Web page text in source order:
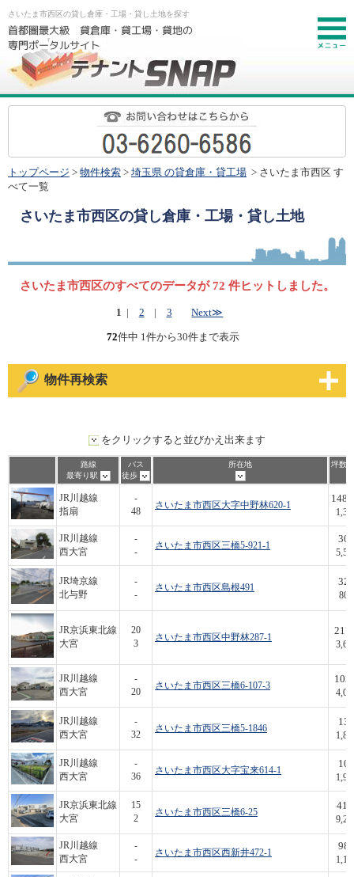
さいたま市西区の貸し倉庫・工場・貸し土地を探す
トップページ > 物件検索 > 埼玉県 の貸倉庫・貸工場 > さいたま市西区 す
べて一覧
さいたま市西区の貸し倉庫・工場・貸し土地
さいたま市西区のすべてのデータが 72 件ヒットしました。
1 2 3 Next≫
72件中 1件から30件まで表示
をクリックすると並びかえ出来ます
路線
最寄り駅
バス
徒歩
所在地 坪数/
JR川越線
指扇
-
48
さいたま市西区大字中野林620-1
JR川越線
西大宮
-
-
さいたま市西区三橋5-921-1
300
JR埼京線
北与野
-
-
さいたま市西区島根491
322
JR京浜東北線
大宮
20
3
さいたま市西区中野林287-1
JR川越線
西大宮
-
20
さいたま市西区三橋6-107-3
JR川越線
西大宮
-
32
さいたま市西区三橋5-1846
130
JR川越線
西大宮
-
36
さいたま市西区大字宝来614-1
103
JR京浜東北線
大宮
15
2
さいたま市西区三橋6-25
JR川越線
西大宮
-
-
さいたま市西区西新井472-1
988
物件再検索